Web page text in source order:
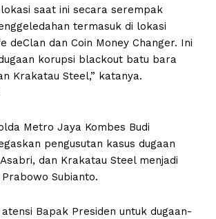
saat ini secara serempak
termasuk di lokasi
deClan dan Coin Money Changer. Ini
korupsi blackout batu bara
Krakatau Steel,” katanya.
Metro Jaya Kombes Budi
pengusutan kasus dugaan
dan Krakatau Steel menjadi
Subianto.
Bapak Presiden untuk dugaan-